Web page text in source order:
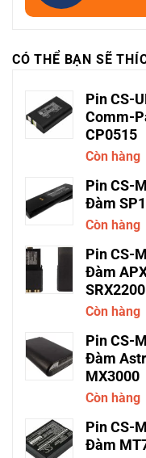
CÓ THỂ BẠN SẼ
Pin CS-
Comm-
CP0515
Còn hàng
Pin CS-
Đàm
Còn hàng
Pin CS-
Đàm
SRX2200
Còn hàng
Pin CS-
Đàm
MX3000
Còn hàng
Pin CS-
Đàm